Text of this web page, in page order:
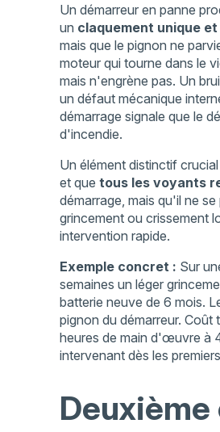
Un démarreur en panne
un claquement unique
mais que le pignon ne
moteur qui tourne dans le
mais n'engrène pas. Un
un défaut mécanique
démarrage signale que le
d'incendie.
Un élément distinctif
et quetous les voyants
démarrage, mais qu'il ne
grincement ou crissement
intervention rapide.
Exemple concret : Sur
semaines un léger
batterie neuve de 6 mois.
pignon du démarreur.
heures de main d'œuvre à
intervenant dès les